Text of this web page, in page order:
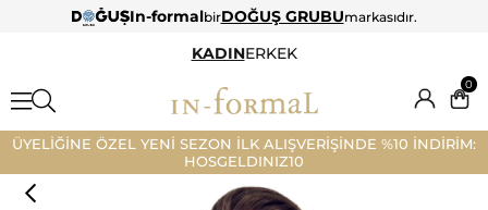
In-formalbirDOĞUŞ GRUBUmarkasıdır.
KADINERKEK
0
ÜYELİĞİNE ÖZEL YENİ SEZON İLK ALIŞVERİŞİNDE %10 İNDİRİM:
HOSGELDINIZ10